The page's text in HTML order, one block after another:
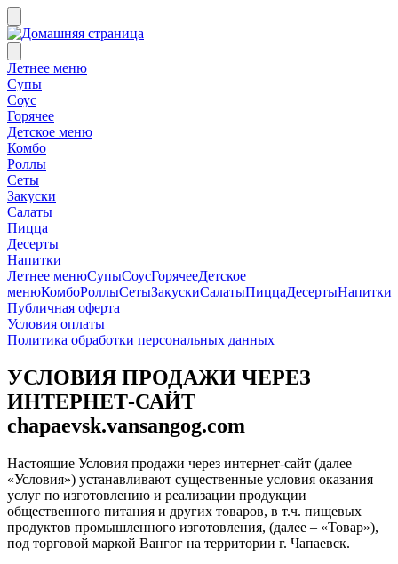
Летнее меню
Супы
Соус
Горячее
Детское меню
Комбо
Роллы
Сеты
Закуски
Салаты
Пицца
Десерты
Напитки
Летнее менюСупыСоусГорячееДетское
менюКомбоРоллыСетыЗакускиСалатыПиццаДесертыНапитки
Публичная оферта
Условия оплаты
Политика обработки персональных данных
УСЛОВИЯ ПРОДАЖИ ЧЕРЕЗ
ИНТЕРНЕТ-САЙТ
chapaevsk.vansangog.com
Настоящие Условия продажи через интернет-сайт (далее –
«Условия») устанавливают существенные условия оказания
услуг по изготовлению и реализации продукции
общественного питания и других товаров, в т.ч. пищевых
продуктов промышленного изготовления, (далее – «Товар»),
под торговой маркой Вангог на территории г. Чапаевск.